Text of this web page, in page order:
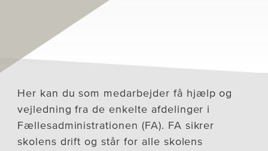
Her kan du som medarbejder få hjælp og
vejledning fra de enkelte afdelinger i
Fællesadministrationen (FA). FA sikrer
skolens drift og står for alle skolens